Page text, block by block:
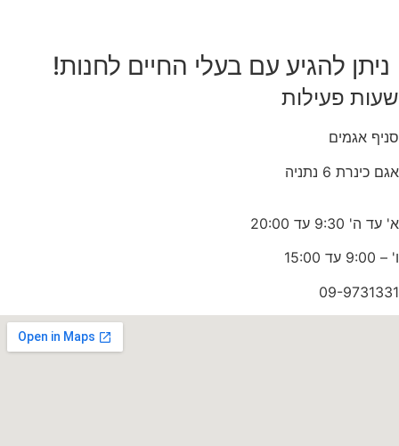
ניתן להגיע עם בעלי החיים לחנות!
שעות פעילות
סניף אגמים
אגם כינרת 6 נתניה
א' עד ה' 9:30 עד 20:00
ו' – 9:00 עד 15:00
09-9731331